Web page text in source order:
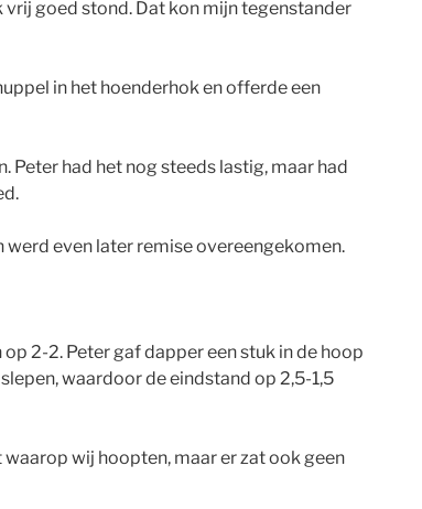
vrij goed stond. Dat kon mijn tegenstander
in het hoenderhok en offerde een
Peter had het nog steeds lastig, maar had
werd even later remise overeengekomen.
2-2. Peter gaf dapper een stuk in de hoop
waardoor de eindstand op 2,5-1,5
wij hoopten, maar er zat ook geen